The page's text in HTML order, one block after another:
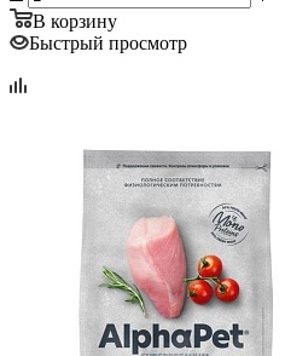
В корзину
Быстрый просмотр